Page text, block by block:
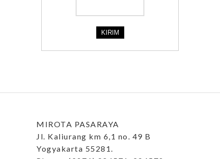
MIROTA PASARAYA
Jl. Kaliurang km 6,1 no. 49 B
Yogyakarta 55281.